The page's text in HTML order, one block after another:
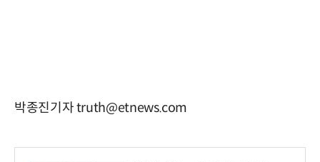
박종진기자 truth@etnews.com